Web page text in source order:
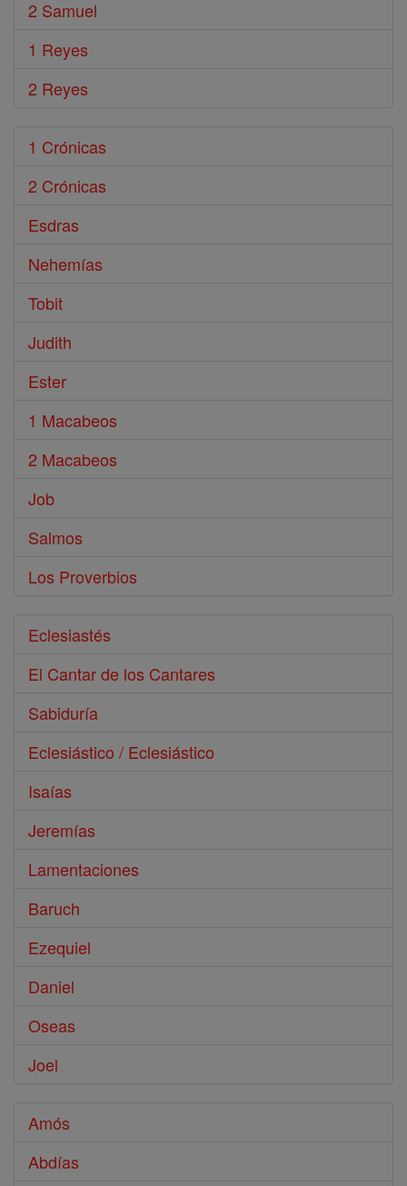
2 Samuel
1 Reyes
2 Reyes
1 Crónicas
2 Crónicas
Esdras
Nehemías
Tobit
Judith
Ester
1 Macabeos
2 Macabeos
Job
Salmos
Los Proverbios
Eclesiastés
El Cantar de los Cantares
Sabiduría
Eclesiástico / Eclesiástico
Isaías
Jeremías
Lamentaciones
Baruch
Ezequiel
Daniel
Oseas
Joel
Amós
Abdías